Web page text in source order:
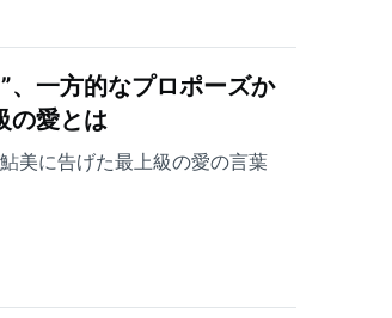
、一方的なプロポーズか
の愛とは
美に告げた最上級の愛の言葉